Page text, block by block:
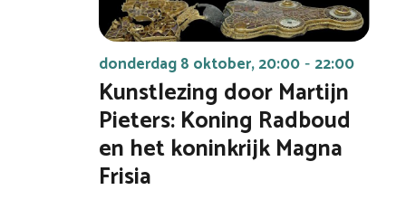
donderdag 8 oktober, 20:00 - 22:00
Kunstlezing door Martijn
Pieters: Koning Radboud
en het koninkrijk Magna
Frisia